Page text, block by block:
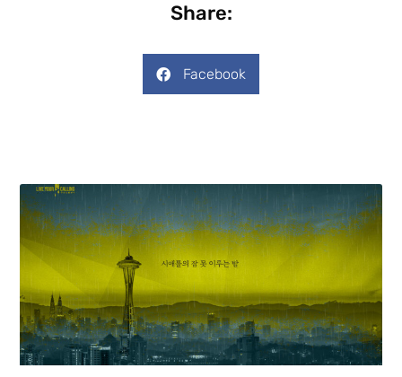
Share:
Facebook